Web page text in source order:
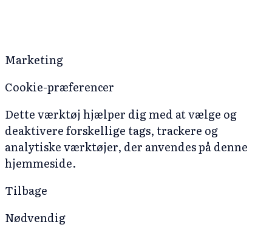
Marketing
Cookie-præferencer
Dette værktøj hjælper dig med at vælge og
deaktivere forskellige tags, trackere og
analytiske værktøjer, der anvendes på denne
hjemmeside.
Tilbage
Nødvendig